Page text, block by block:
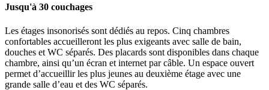
Jusqu'à 30 couchages
Les étages insonorisés sont dédiés au repos. Cinq chambres
confortables accueilleront les plus exigeants avec salle de bain,
douches et WC séparés. Des placards sont disponibles dans chaque
chambre, ainsi qu’un écran et internet par câble. Un espace ouvert
permet d’accueillir les plus jeunes au deuxième étage avec une
grande salle d’eau et des WC séparés.